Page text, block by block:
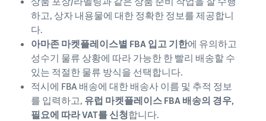
하고, 상자 내용물에 대한 정확한 정보를 제공합니
다.
아마존 마켓플레이스별 FBA 입고 기한에 유의하고
성수기 물류 상황에 따라 가능한 한 빨리 배송할 수
있는 적절한 물류 방식을 선택합니다.
적시에 FBA 배송에 대한 배송사 이름 및 추적 정보
를 입력하고, 유럽 마켓플레이스 FBA 배송의 경우,
필요에 따라 VAT를 신청합니다.